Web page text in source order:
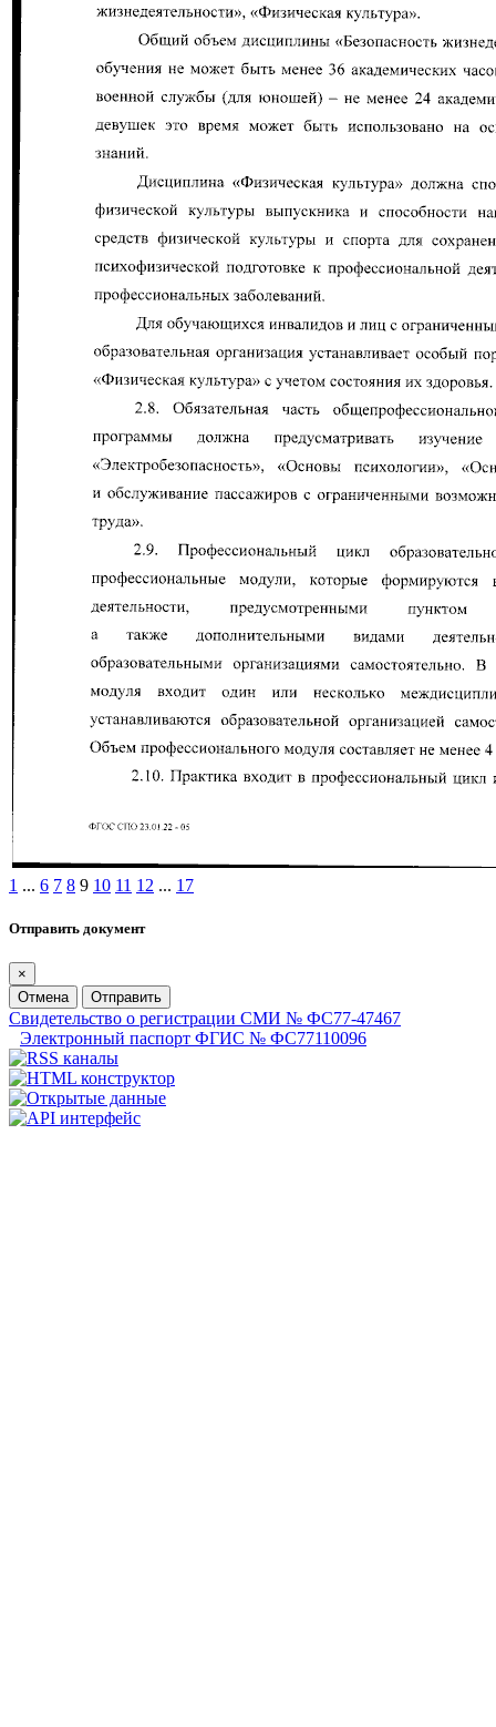
1 ... 6 7 8 9 10 11 12 ... 17
Отправить документ
×
Отмена
Отправить
Свидетельство о регистрации СМИ № ФС77-47467
Электронный паспорт ФГИС № ФС77110096